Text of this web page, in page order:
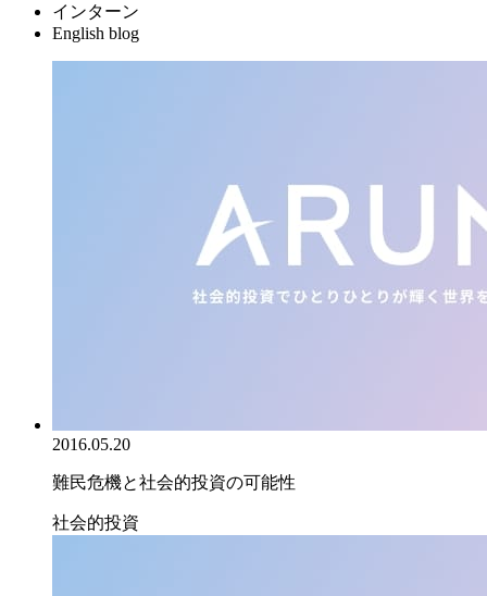
インターン
English blog
2016.05.20
難民危機と社会的投資の可能性
社会的投資